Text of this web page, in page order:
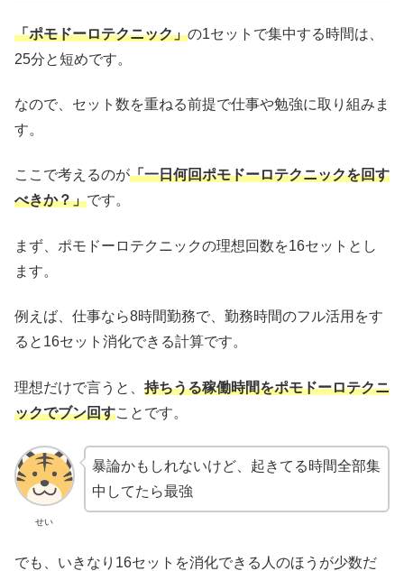
「ポモドーロテクニック」の1セットで集中する時間は、
25分と短めです。
なので、セット数を重ねる前提で仕事や勉強に取り組みま
す。
ここで考えるのが「一日何回ポモドーロテクニックを回す
べきか？」です。
まず、ポモドーロテクニックの理想回数を16セットとし
ます。
例えば、仕事なら8時間勤務で、勤務時間のフル活用をす
ると16セット消化できる計算です。
理想だけで言うと、 持ちうる稼働時間をポモドーロテクニ
ックでブン回すことです。
せい
暴論かもしれないけど、起きてる時間全部集
中してたら最強
でも、いきなり16セットを消化できる人のほうが少数だ